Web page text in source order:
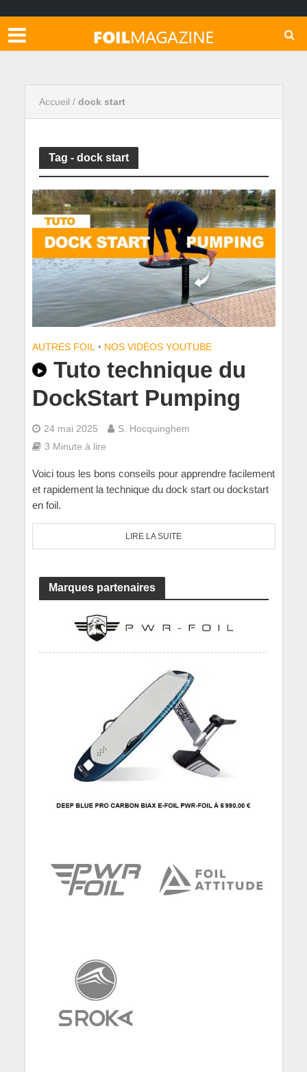
Accueil / dock start
Tag - dock start
AUTRES FOIL • NOS VIDÉOS YOUTUBE
Tuto technique du
DockStart Pumping
24 mai 2025
S. Hocquinghem
3 Minute à lire
Voici tous les bons conseils pour apprendre facilement
et rapidement la technique du dock start ou dockstart
en foil.
LIRE LA SUITE
Marques partenaires